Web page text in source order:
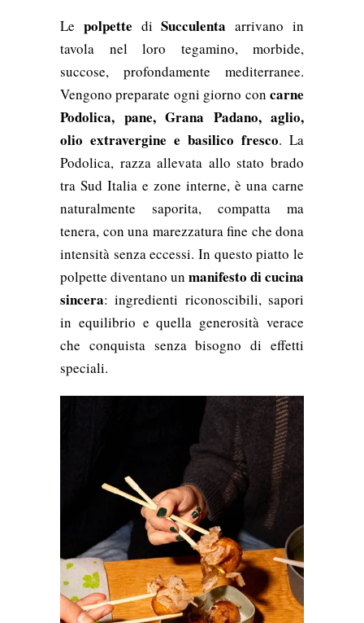
Le polpette diSucculenta arrivano in
tavola nel loro tegamino, morbide,
succose, profondamente mediterranee.
Vengono preparate ogni giorno con carne
Podolica, pane, Grana Padano, aglio,
olio extravergine e basilico fresco. La
Podolica, razza allevata allo stato brado
tra Sud Italia e zone interne, è una carne
naturalmente saporita, compatta ma
tenera, con una marezzatura fine che dona
intensità senza eccessi. In questo piatto le
polpette diventano un manifesto di cucina
sincera: ingredienti riconoscibili, sapori
in equilibrio e quella generosità verace
che conquista senza bisogno di effetti
speciali.